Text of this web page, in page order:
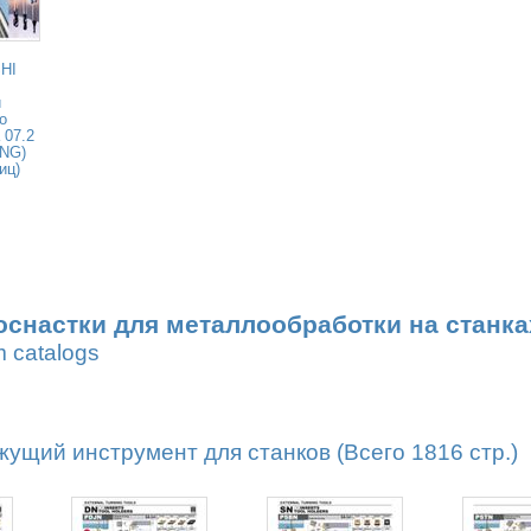
07.2
для металлообработки на
catalogs
инструмент для станков (Всего 1816 стр.)